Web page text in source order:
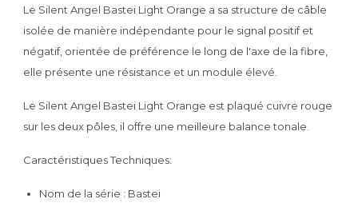
Le Silent Angel Bastei Light Orange a sa structure de câble
isolée de manière indépendante pour le signal positif et
négatif, orientée de préférence le long de l'axe de la fibre,
elle présente une résistance et un module élevé.
Le Silent Angel Bastei Light Orange est plaqué cuivre rouge
sur les deux pôles, il offre une meilleure balance tonale.
Caractéristiques Techniques:
Nom de la série : Bastei